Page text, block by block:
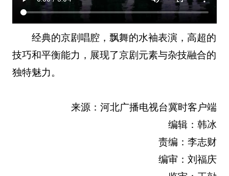
经典的京剧唱腔，飘舞的水袖表演，高超的
技巧和平衡能力，展现了京剧元素与杂技融合的
独特魅力。
来源：河北广播电视台冀时客户端
编辑：韩冰
责编：李志财
编审：刘福庆